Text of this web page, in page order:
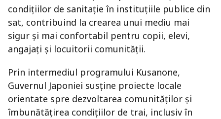
condițiilor de sanitație în instituțiile publice din
sat, contribuind la crearea unui mediu mai
sigur și mai confortabil pentru copii, elevi,
angajați și locuitorii comunității.
Prin intermediul programului Kusanone,
Guvernul Japoniei susține proiecte locale
orientate spre dezvoltarea comunităților și
îmbunătățirea condițiilor de trai, inclusiv în